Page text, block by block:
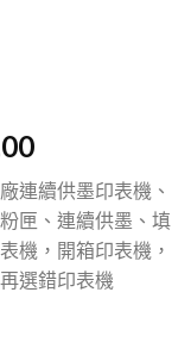
。
目
前
價
格：
連續供墨印表機、
匣、連續供墨、填
機，開箱印表機，
選錯印表機